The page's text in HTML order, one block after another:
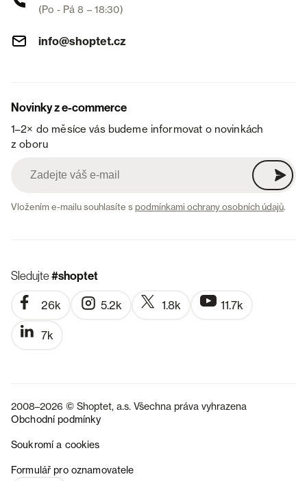
(Po - Pá 8 – 18:30)
info@shoptet.cz
Novinky z e-commerce
1–2× do měsíce vás budeme informovat o novinkách
z oboru
Vložením e-mailu souhlasíte spodmínkami ochrany osobních údajů.
Sledujte#shoptet
26k 5.2k 1.8k 11.7k
7k
2008–2026 © Shoptet, a.s. Všechna práva vyhrazena
Obchodní podmínky
Soukromí a cookies
Formulář pro oznamovatele